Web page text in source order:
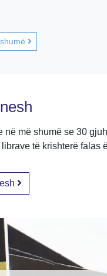
më shumë se 30
të krishterë falas